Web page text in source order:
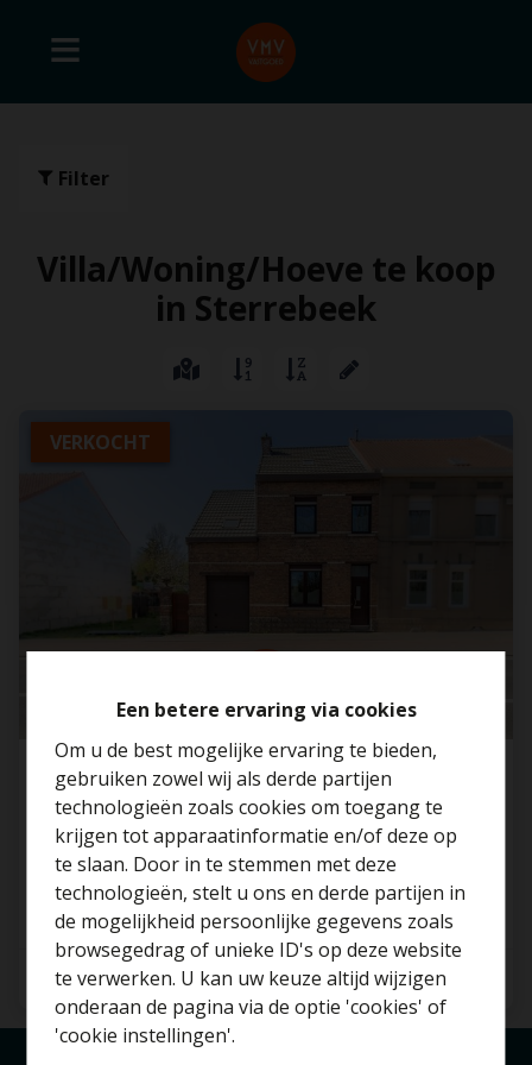
Een betere ervaring via cookies
Om u de best mogelijke ervaring te bieden,
gebruiken zowel wij als derde partijen
technologieën zoals cookies om toegang te
krijgen tot apparaatinformatie en/of deze op
te slaan. Door in te stemmen met deze
technologieën, stelt u ons en derde partijen in
de mogelijkheid persoonlijke gegevens zoals
browsegedrag of unieke ID's op deze website
te verwerken. U kan uw keuze altijd wijzigen
onderaan de pagina via de optie 'cookies' of
'cookie instellingen'.
Filter
Villa/Woning/Hoeve te koop
in Sterrebeek
VERKOCHT
Centraal gelegen gezinswoning met zonrijke
tuin en garage in Sterrebeek.
1933 Sterrebeek
3 2 150 m²
Benieuwd naar de
waarde van je huis?
Gratis schatting